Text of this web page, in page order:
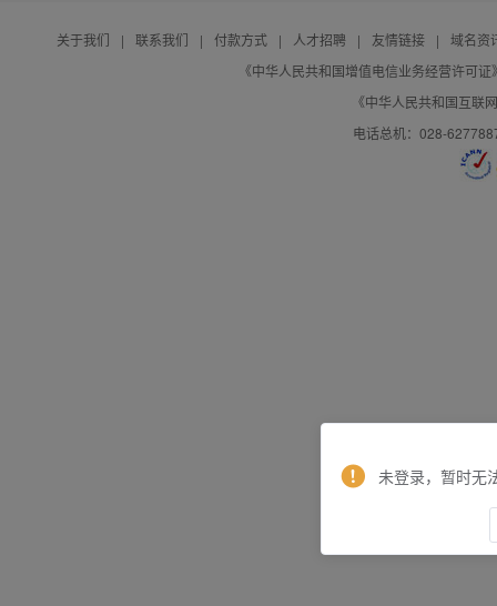
关于我们 | 联系我们 | 付款方式 | 人才招聘 | 友情链接 |
域名资
《中华人民共和国增值电信业务经营许可
《中华人民共和国互联
电话总机：028-
未登录，暂时无